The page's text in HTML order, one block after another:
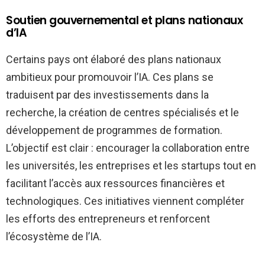
Soutien gouvernemental et plans nationaux
d’IA
Certains pays ont élaboré des plans nationaux
ambitieux pour promouvoir l’IA. Ces plans se
traduisent par des investissements dans la
recherche, la création de centres spécialisés et le
développement de programmes de formation.
L’objectif est clair : encourager la collaboration entre
les universités, les entreprises et les startups tout en
facilitant l’accès aux ressources financières et
technologiques. Ces initiatives viennent compléter
les efforts des entrepreneurs et renforcent
l’écosystème de l’IA.